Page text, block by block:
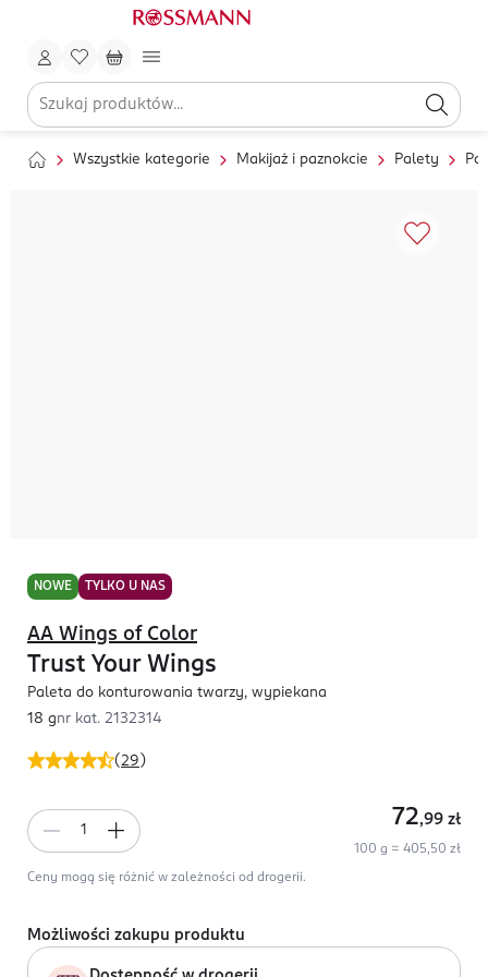
Wszystkie kategorie Makijaż i paznokcie Palety
NOWE TYLKO U NAS
(29 )
AA Wings of Color
Trust Your Wings
Paleta do konturowania twarzy, wypiekana
18 gnr kat. 2132314
72,99 zł
100 g = 405,50 zł
Ceny mogą się różnić w zależności od drogerii.
Możliwości zakupu produktu